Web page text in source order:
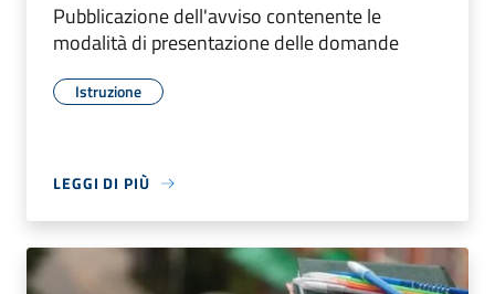
Pubblicazione dell'avviso contenente le
modalità di presentazione delle domande
Istruzione
LEGGI DI PIÙ